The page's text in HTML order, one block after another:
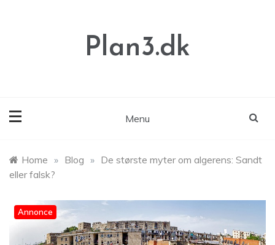
Plan3.dk
Menu
Home » Blog » De største myter om algerens: Sandt
eller falsk?
Annonce